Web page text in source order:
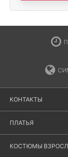
КОНТАКТЫ
ПЛАТЬЯ
КОСТЮМЫ